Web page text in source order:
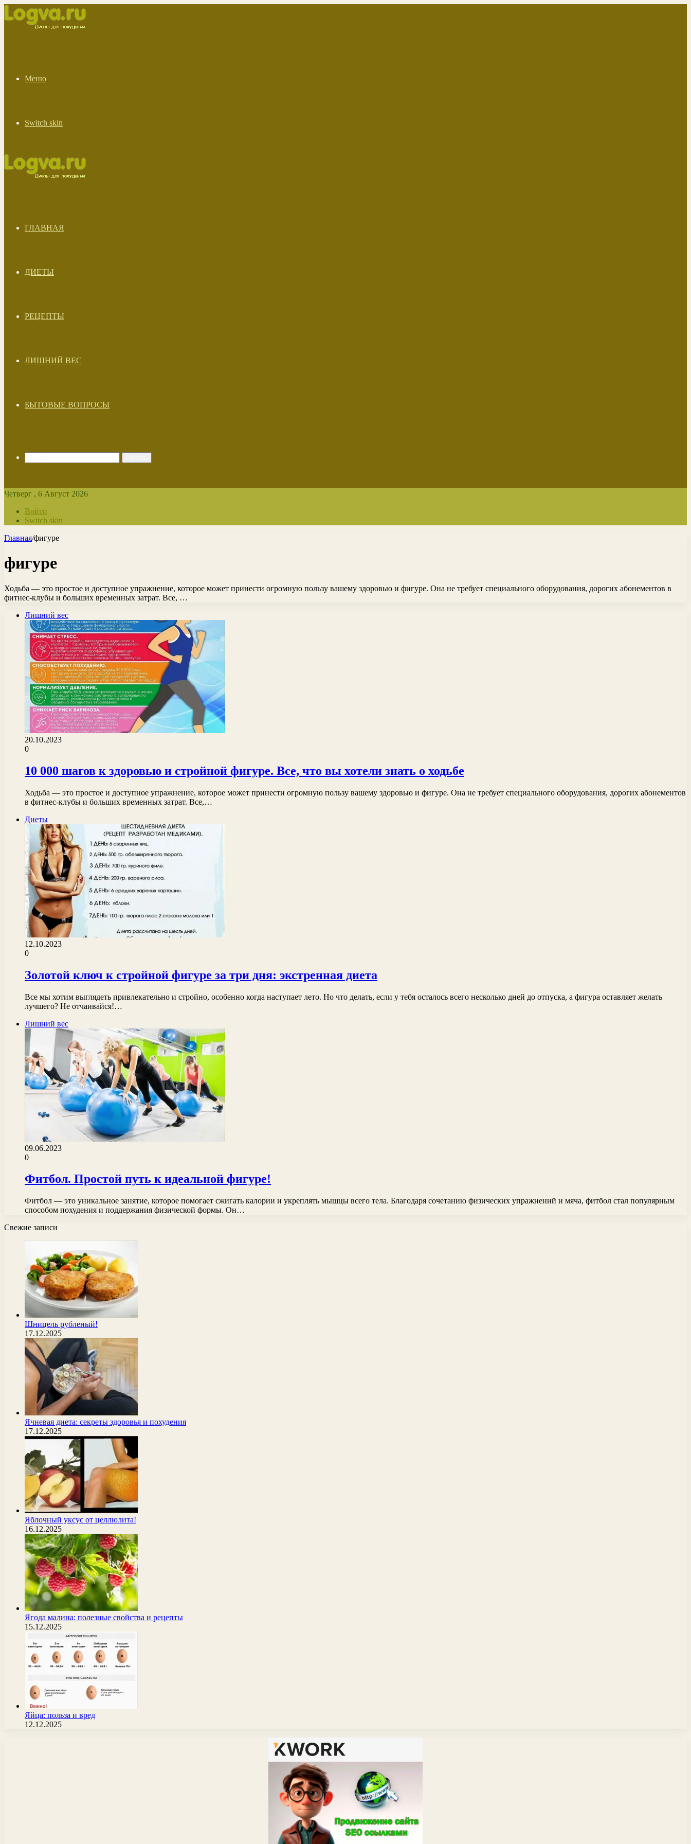
Меню
Switch skin
ГЛАВНАЯ
ДИЕТЫ
РЕЦЕПТЫ
ЛИШНИЙ ВЕС
БЫТОВЫЕ ВОПРОСЫ
Четверг , 6 Август 2026
Войти
Switch skin
Главная/фигуре
фигуре
Ходьба — это простое и доступное упражнение, которое может принести огромную пользу вашему здоровью и фигуре. Она не требует специального оборудования, дорогих абонементов в
фитнес-клубы и больших временных затрат. Все, …
Лишний вес
20.10.2023
0
10 000 шагов к здоровью и стройной фигуре. Все, что вы хотели знать о ходьбе
Ходьба — это простое и доступное упражнение, которое может принести огромную пользу вашему здоровью и фигуре. Она не требует специального оборудования, дорогих абонементов
в фитнес-клубы и больших временных затрат. Все,…
Диеты
12.10.2023
0
Золотой ключ к стройной фигуре за три дня: экстренная диета
Все мы хотим выглядеть привлекательно и стройно, особенно когда наступает лето. Но что делать, если у тебя осталось всего несколько дней до отпуска, а фигура оставляет желать
лучшего? Не отчаивайся!…
Лишний вес
09.06.2023
0
Фитбол. Простой путь к идеальной фигуре!
Фитбол — это уникальное занятие, которое помогает сжигать калории и укреплять мышцы всего тела. Благодаря сочетанию физических упражнений и мяча, фитбол стал популярным
способом похудения и поддержания физической формы. Он…
Свежие записи
Шницель рубленый!
17.12.2025
Ячневая диета: секреты здоровья и похудения
17.12.2025
Яблочный уксус от целлюлита!
16.12.2025
Ягода малина: полезные свойства и рецепты
15.12.2025
Яйца: польза и вред
12.12.2025